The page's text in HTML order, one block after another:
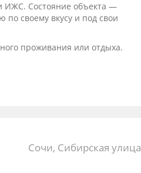
ИЖС. Состояние объекта —
по своему вкусу и под свои
проживания или отдыха.
Сочи, Сибирская улица